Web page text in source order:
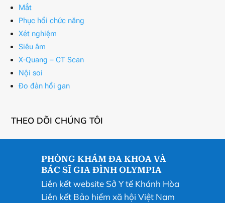
Mắt
Phục hồi chức năng
Xét nghiệm
Siêu âm
X-Quang – CT Scan
Nội soi
Đo đàn hồi gan
THEO DÕI CHÚNG TÔI
PHÒNG KHÁM ĐA KHOA VÀ
BÁC SĨ GIA ĐÌNH OLYMPIA
Liên kết website Sở Y tế Khánh Hòa
Liên kết Bảo hiểm xã hội Việt Nam